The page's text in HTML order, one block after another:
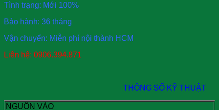
Tình trạng: Mới 100%
Bảo hành: 36 tháng
Vận chuyển: Miễn phí nội thành HCM
Liên hệ: 0906.394.871
THÔNG SỐ KỸ THUẬT
NGUỒN VÀO